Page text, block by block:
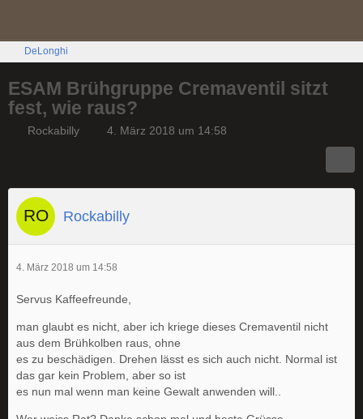
DeLonghi
ESAM Brühgruppe Cremaventil sitzt
fest, wie raus?
Rockabilly 4. März 2018 um 14:58
Rockabilly
4. März 2018 um 14:58
Servus Kaffeefreunde,
man glaubt es nicht, aber ich kriege dieses Cremaventil nicht
aus dem Brühkolben raus, ohne
es zu beschädigen. Drehen lässt es sich auch nicht. Normal ist
das gar kein Problem, aber so ist
es nun mal wenn man keine Gewalt anwenden will..